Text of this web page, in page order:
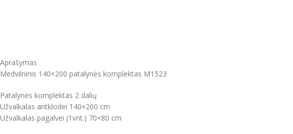
Aprašymas
Medvilninis 140×200 patalynės komplektas M1523
Patalynės komplektas 2 dalių
Užvalkalas antklodei 140×200 cm
Užvalkalas pagalvei (1vnt.) 70×80 cm